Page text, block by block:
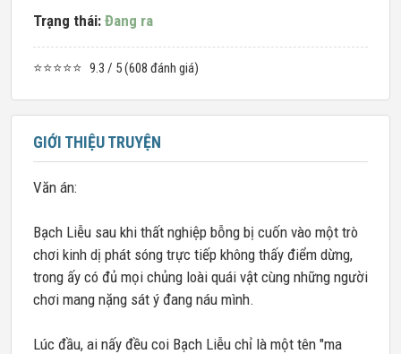
Trạng thái: Đang ra
⭐⭐⭐⭐⭐ 9.3 / 5 (608 đánh giá)
GIỚI THIỆU TRUYỆN
Văn án:
Bạch Liễu sau khi thất nghiệp bỗng bị cuốn vào một trò
chơi kinh dị phát sóng trực tiếp không thấy điểm dừng,
trong ấy có đủ mọi chủng loài quái vật cùng những người
chơi mang nặng sát ý đang náu mình.
Lúc đầu, ai nấy đều coi Bạch Liễu chỉ là một tên "ma